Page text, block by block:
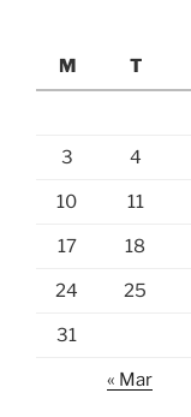
M
T
3 4
10 11
17 18
24 25
31
« Mar